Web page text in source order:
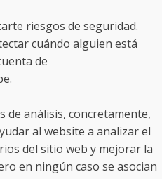
riesgos de seguridad.
cuándo alguien está
de
de análisis, concretamente,
al website a analizar el
del sitio web y mejorar la
en ningún caso se asocian